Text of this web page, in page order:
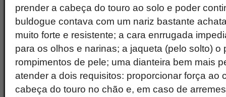
prender a cabeça do touro ao solo e poder
buldogue contava com um nariz bastante
muito forte e resistente; a cara enrrugada
para os olhos e narinas; a jaqueta (pelo solto) o
rompimentos de pele; uma dianteira bem mais
atender a dois requisitos: proporcionar força ao
cabeça do touro no chão e, em caso de